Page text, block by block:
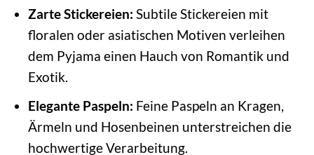
Zarte Stickereien: Subtile Stickereien mit
floralen oder asiatischen Motiven verleihen
dem Pyjama einen Hauch von Romantik und
Exotik.
Elegante Paspeln: Feine Paspeln an Kragen,
Ärmeln und Hosenbeinen unterstreichen die
hochwertige Verarbeitung.